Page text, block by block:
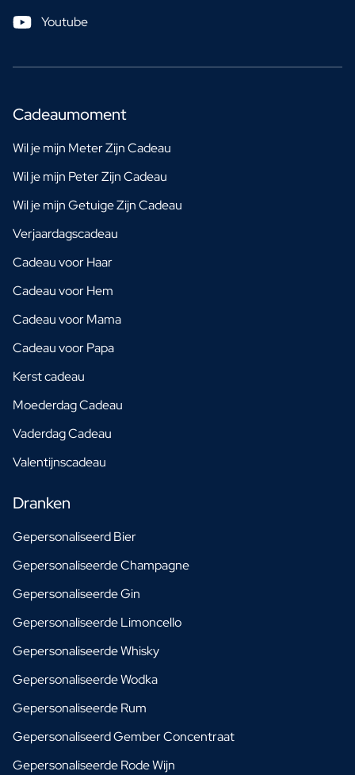
Youtube
Cadeaumoment
Wil je mijn Meter Zijn Cadeau
Wil je mijn Peter Zijn Cadeau
Wil je mijn Getuige Zijn Cadeau
Verjaardagscadeau
Cadeau voor Haar
Cadeau voor Hem
Cadeau voor Mama
Cadeau voor Papa
Kerst cadeau
Moederdag Cadeau
Vaderdag Cadeau
Valentijnscadeau
Dranken
Gepersonaliseerd Bier
Gepersonaliseerde Champagne
Gepersonaliseerde Gin
Gepersonaliseerde Limoncello
Gepersonaliseerde Whisky
Gepersonaliseerde Wodka
Gepersonaliseerde Rum
Gepersonaliseerd Gember Concentraat
Gepersonaliseerde Rode Wijn